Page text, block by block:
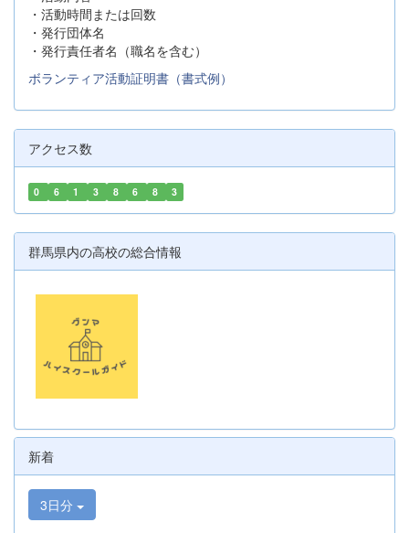
・活動時間または回数
・発行団体名
・発行責任者名（職名を含む）
ボランティア活動証明書（書式例）
アクセス数
0 6 1 3 8 6 8 3
群馬県内の高校の総合情報
新着
3日分